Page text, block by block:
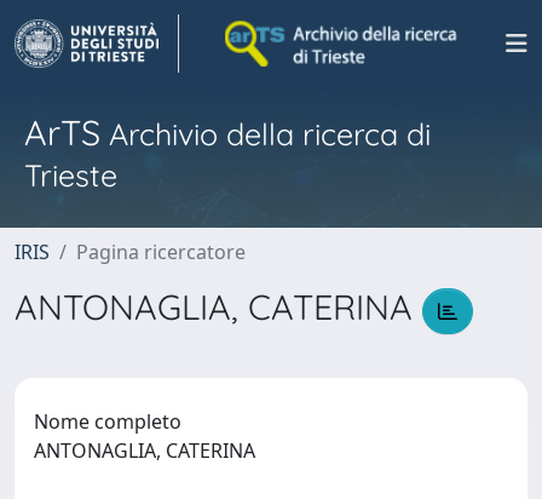
ArTS Archivio della ricerca di
Trieste
IRIS Pagina ricercatore
ANTONAGLIA, CATERINA
Nome completo
ANTONAGLIA, CATERINA